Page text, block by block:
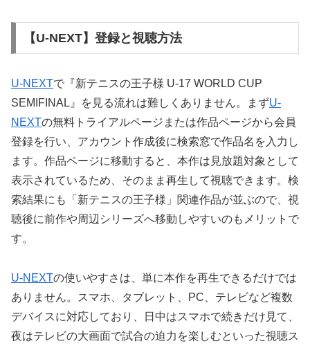
【U-NEXT】登録と視聴方法
U-NEXTで『新テニスの王子様 U-17 WORLD CUP
SEMIFINAL』を見る流れは難しくありません。まずU-
NEXTの無料トライアルページまたは作品ページから会員
登録を行い、アカウント作成後に検索窓で作品名を入力し
ます。作品ページに移動すると、本作は見放題対象として
表示されているため、そのまま再生して視聴できます。検
索結果にも「新テニスの王子様」関連作品が並ぶので、視
聴後に前作や周辺シリーズへ移動しやすいのもメリットで
す。
U-NEXTの使いやすさは、単に本作を再生できるだけでは
ありません。スマホ、タブレット、PC、テレビなど複数
デバイスに対応しており、日中はスマホで続きだけ見て、
夜はテレビの大画面で試合の迫力を楽しむといった視聴ス